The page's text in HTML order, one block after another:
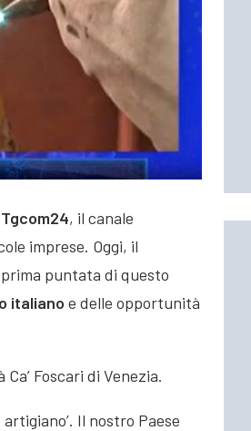
Tgcom24, il canale
imprese. Oggi, il
puntata di questo
italiano e delle opportunità
Foscari di Venezia.
Il nostro Paese